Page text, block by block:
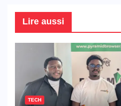
Lire aussi
TECH